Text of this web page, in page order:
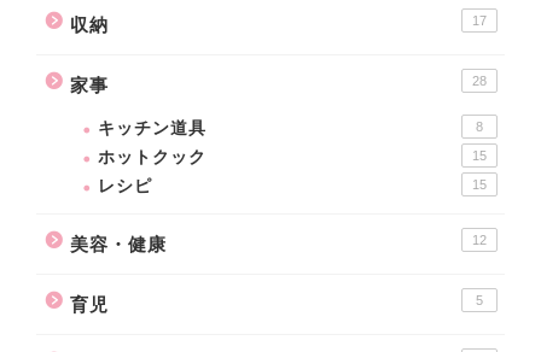
収納 17
家事 28
キッチン道具 8
ホットクック 15
レシピ 15
美容・健康 12
育児 5